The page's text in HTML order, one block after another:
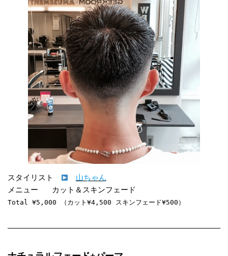
スタイリスト
山ちゃん
Total ¥5,000 （カット¥4,500 スキンフェード¥500）